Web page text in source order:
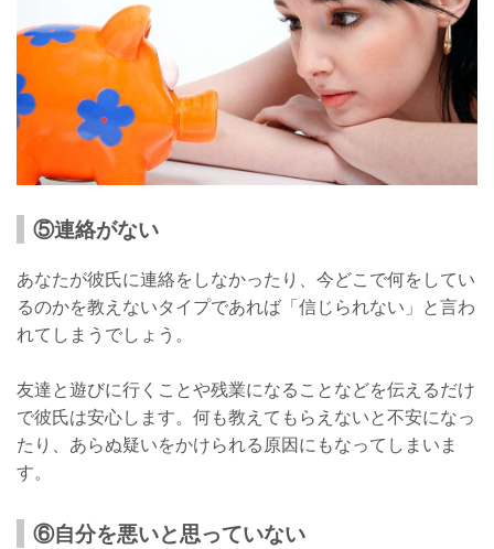
⑤連絡がない
あなたが彼氏に連絡をしなかったり、今どこで何をしてい
るのかを教えないタイプであれば「信じられない」と言わ
れてしまうでしょう。
友達と遊びに行くことや残業になることなどを伝えるだけ
で彼氏は安心します。何も教えてもらえないと不安になっ
たり、あらぬ疑いをかけられる原因にもなってしまいま
す。
⑥自分を悪いと思っていない